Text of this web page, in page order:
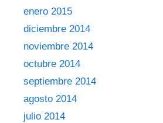
enero 2015
diciembre 2014
noviembre 2014
octubre 2014
septiembre 2014
agosto 2014
julio 2014